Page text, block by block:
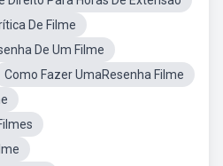
De Filme
De Um Filme
Como Fazer UmaResenha Filme